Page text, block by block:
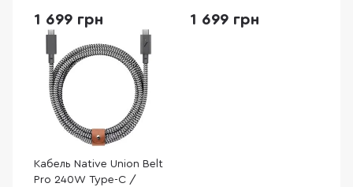
NP)
1 699 грн 1 699 грн
Кабель Native Union Belt
Pro 240W Type-C /